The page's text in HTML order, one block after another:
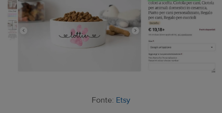
Fonte: Etsy